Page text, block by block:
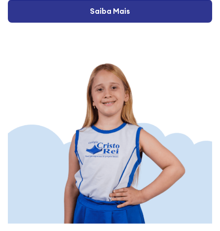
Saiba Mais